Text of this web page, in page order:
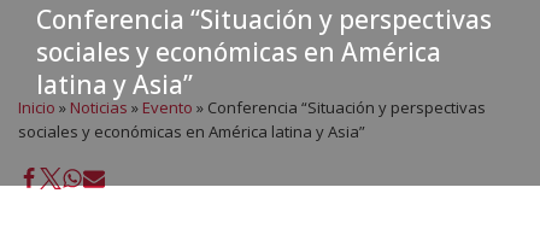
Conferencia “Situación y perspectivas
sociales y económicas en América
latina y Asia”
Inicio » Noticias » Evento » Conferencia “Situación y perspectivas
sociales y económicas en América latina y Asia”